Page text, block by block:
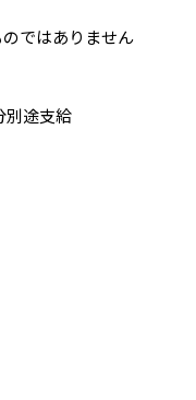
ではありません
別途支給